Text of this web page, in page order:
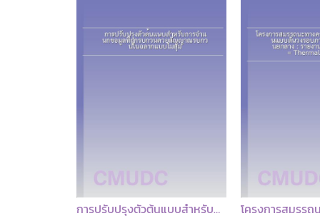
การปรับปรุงตัวต้นแบบสำหรับการจำแนกข้อมูลที่ถูกรบกวนด้วยสัญญาณรบกวนในฉลากแบบไม่สุ่ม